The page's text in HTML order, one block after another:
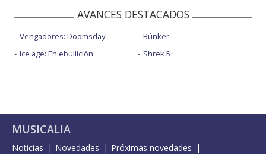
AVANCES DESTACADOS
Vengadores: Doomsday
Ice age: En ebullición
Búnker
Shrek 5
MUSICALIA
Noticias Novedades
Próximas novedades